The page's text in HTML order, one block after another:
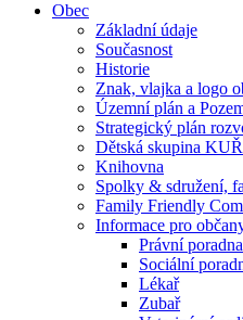
Obec
Základní údaje
Současnost
Historie
Znak, vlajka a logo
Územní plán a
Strategický plán
Dětská skupina
Knihovna
Spolky & sdružení,
Family Friendly
Informace pro
Právní poradna
Sociální
Lékař
Zubař